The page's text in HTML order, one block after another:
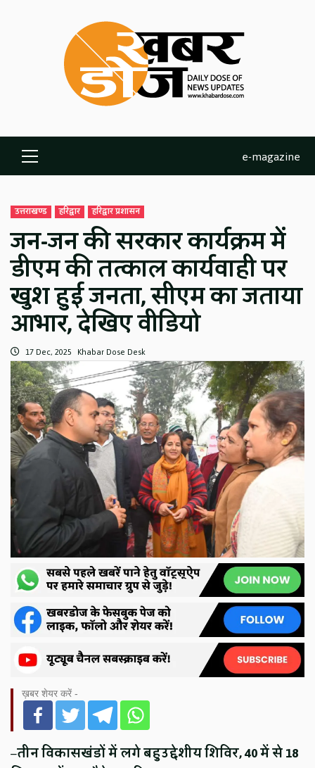
Primary
Menu
e-magazine
उत्तराखण्ड हरिद्वार हरिद्वार प्रशासन
जन-जन की सरकार कार्यक्रम में
डीएम की तत्काल कार्यवाही पर
खुश हुई जनता, सीएम का जताया
आभार, देखिए वीडियो
17 Dec, 2025 Khabar Dose Desk
ख़बर शेयर करें -
–तीन विकासखंडों में लगे बहुउद्देशीय शिविर, 40 में से 18